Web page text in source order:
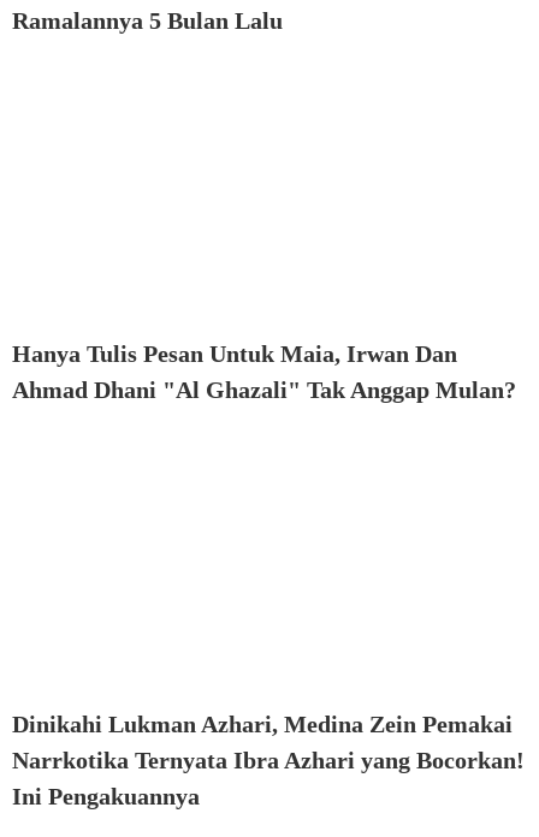
Ramalannya 5 Bulan Lalu
Hanya Tulis Pesan Untuk Maia, Irwan Dan
Ahmad Dhani "Al Ghazali" Tak Anggap Mulan?
Dinikahi Lukman Azhari, Medina Zein Pemakai
Narrkotika Ternyata Ibra Azhari yang Bocorkan!
Ini Pengakuannya